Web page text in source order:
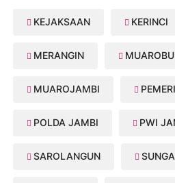
KEJAKSAAN KERINCI
MERANGIN
MUAROJAMBI
POLDA JAMBI PWI
SAROLANGUN